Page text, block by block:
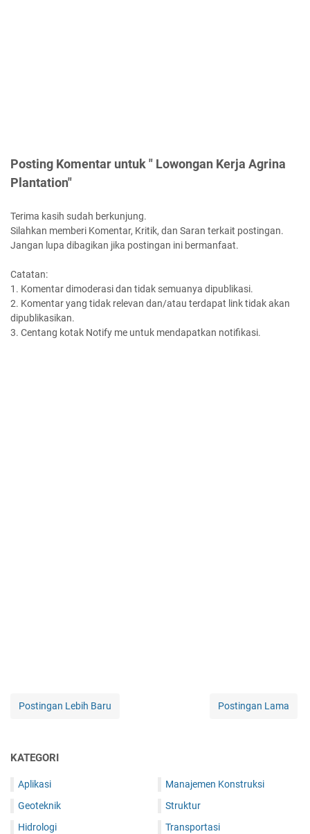
Posting Komentar untuk " Lowongan Kerja Agrina
Plantation"
Terima kasih sudah berkunjung.
Silahkan memberi Komentar, Kritik, dan Saran terkait postingan.
Jangan lupa dibagikan jika postingan ini bermanfaat.
Catatan:
1. Komentar dimoderasi dan tidak semuanya dipublikasi.
2. Komentar yang tidak relevan dan/atau terdapat link tidak akan
dipublikasikan.
3. Centang kotak Notify me untuk mendapatkan notifikasi.
Postingan Lebih Baru Postingan Lama
KATEGORI
Aplikasi
Geoteknik
Hidrologi
Manajemen Konstruksi
Struktur
Transportasi